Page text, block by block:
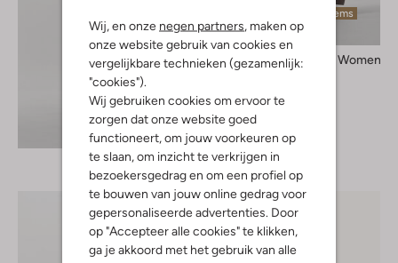
Wij, en onze negen partners, maken op
onze website gebruik van cookies en
vergelijkbare technieken (gezamenlijk:
"cookies").
Wij gebruiken cookies om ervoor te
zorgen dat onze website goed
functioneert, om jouw voorkeuren op
te slaan, om inzicht te verkrijgen in
bezoekersgedrag en om een profiel op
te bouwen van jouw online gedrag voor
gepersonaliseerde advertenties. Door
op "Accepteer alle cookies" te klikken,
ga je akkoord met het gebruik van alle
Ontdek de look
Laatste items
Selected Women
Pantalon